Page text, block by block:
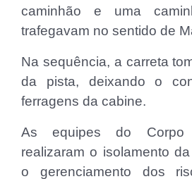
caminhão e uma
trafegavam no sentido de
Na sequência, a carreta
da pista, deixando o
ferragens da cabine.
As equipes do Corpo
realizaram o isolamento
o gerenciamento dos